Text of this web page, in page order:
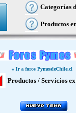
Categorías
Productos
« Ir a foros PymesdeChile.cl
Productos / Servicios